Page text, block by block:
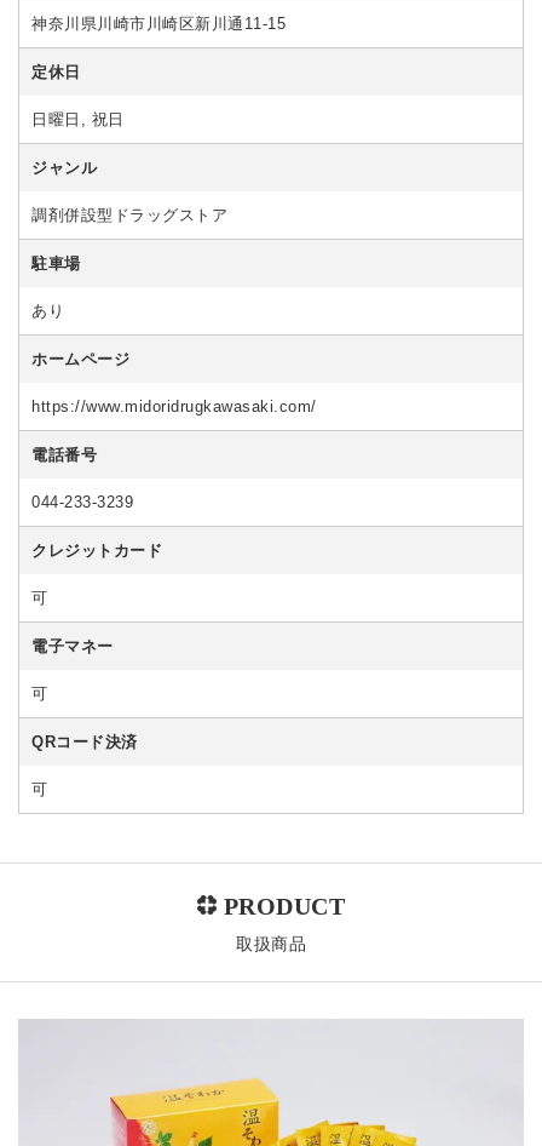
神奈川県川崎市川崎区新川通11-15
定休日
日曜日, 祝日
ジャンル
調剤併設型ドラッグストア
駐車場
あり
ホームページ
https://www.midoridrugkawasaki.com/
電話番号
044-233-3239
クレジットカード
可
電子マネー
可
QRコード決済
可
取扱商品